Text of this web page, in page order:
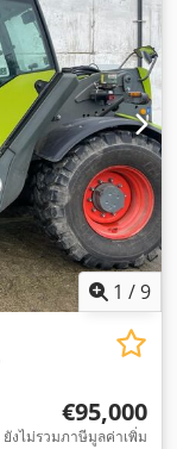
1 /9
€95,000
งไม่รวมภาษีมูลค่าเพิ่ม